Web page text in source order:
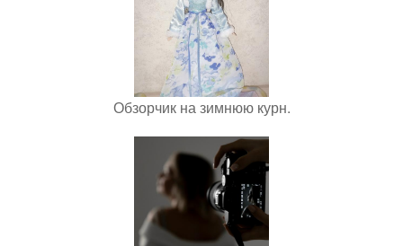
Обзорчик на зимнюю курн.